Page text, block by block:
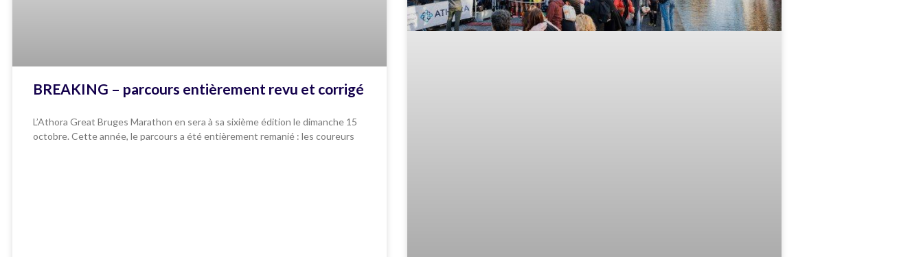
BREAKING – parcours entièrement revu et corrigé
L’Athora Great Bruges Marathon en sera à sa sixième édition le dimanche 15
octobre. Cette année, le parcours a été entièrement remanié : les coureurs